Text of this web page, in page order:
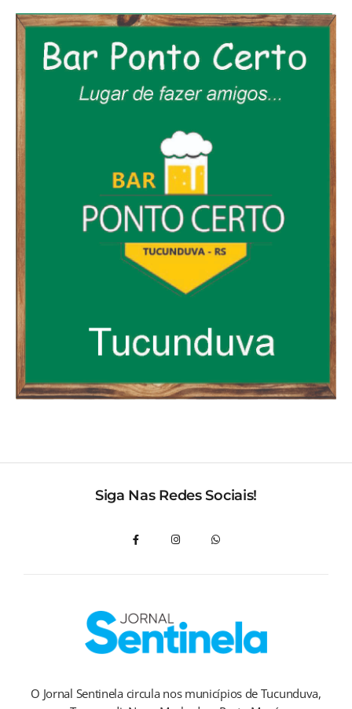
Siga Nas Redes Sociais!
O Jornal Sentinela circula nos municípios de Tucunduva,